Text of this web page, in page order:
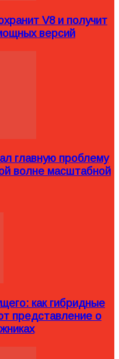
V8 и получит
версий
главную проблему
волне масштабной
как гибридные
представление о